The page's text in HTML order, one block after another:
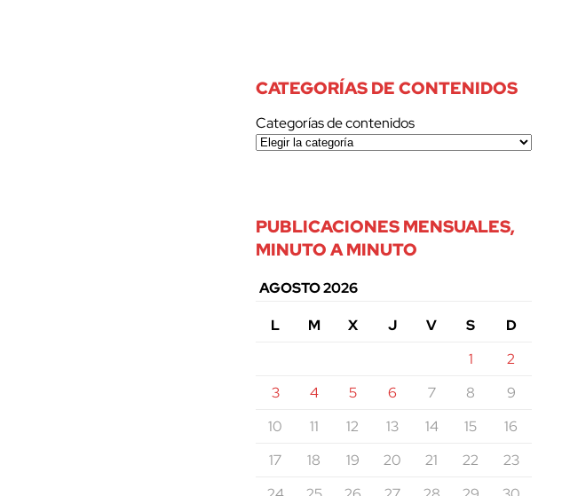
CATEGORÍAS DE CONTENIDOS
Categorías de contenidos
PUBLICACIONES MENSUALES,
MINUTO A MINUTO
AGOSTO 2026
L
M X J V S
D
1
2
3
4 5 6 7 8
9
10
11 12 13 14 15
16
17
18 19 20 21 22
23